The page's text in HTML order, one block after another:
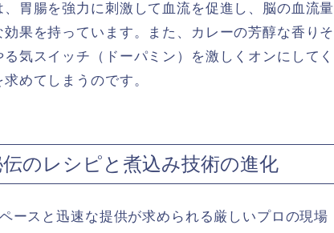
胃腸を強力に刺激して血流を促進し、脳の血流量
果を持っています。また、カレーの芳醇な香りそ
気スイッチ（ドーパミン）を激しくオンにしてく
めてしまうのです。
のレシピと煮込み技術の進化
ースと迅速な提供が求められる厳しいプロの現場